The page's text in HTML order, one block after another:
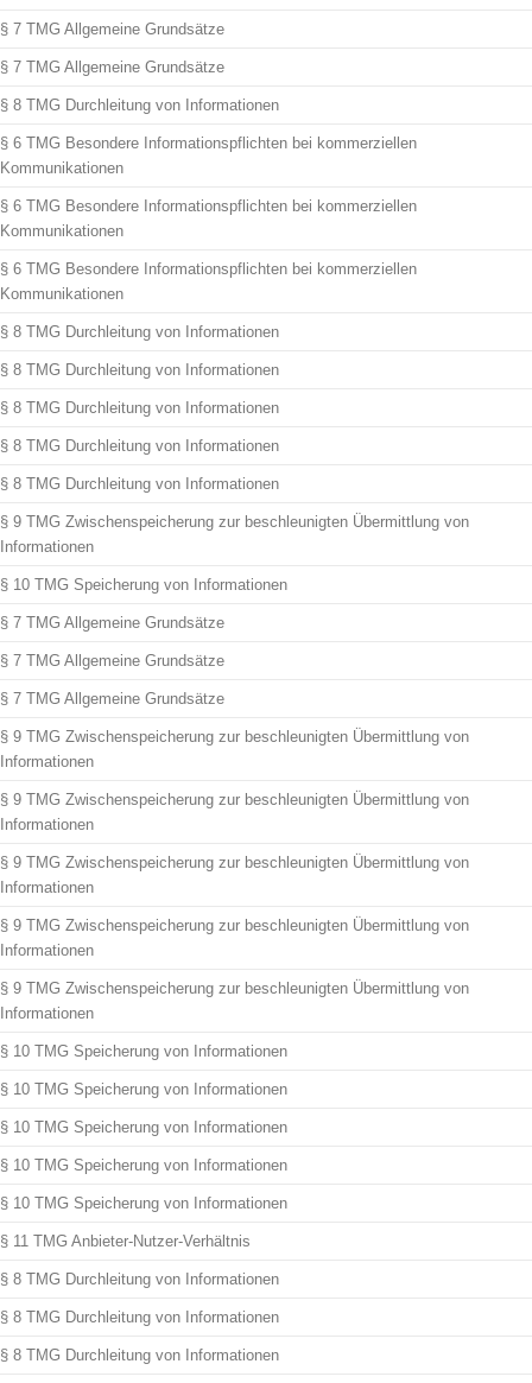
§ 7 TMG Allgemeine Grundsätze
§ 7 TMG Allgemeine Grundsätze
§ 8 TMG Durchleitung von Informationen
§ 6 TMG Besondere Informationspflichten bei kommerziellen
Kommunikationen
§ 6 TMG Besondere Informationspflichten bei kommerziellen
Kommunikationen
§ 6 TMG Besondere Informationspflichten bei kommerziellen
Kommunikationen
§ 8 TMG Durchleitung von Informationen
§ 8 TMG Durchleitung von Informationen
§ 8 TMG Durchleitung von Informationen
§ 8 TMG Durchleitung von Informationen
§ 8 TMG Durchleitung von Informationen
§ 9 TMG Zwischenspeicherung zur beschleunigten Übermittlung von
Informationen
§ 10 TMG Speicherung von Informationen
§ 7 TMG Allgemeine Grundsätze
§ 7 TMG Allgemeine Grundsätze
§ 7 TMG Allgemeine Grundsätze
§ 9 TMG Zwischenspeicherung zur beschleunigten Übermittlung von
Informationen
§ 9 TMG Zwischenspeicherung zur beschleunigten Übermittlung von
Informationen
§ 9 TMG Zwischenspeicherung zur beschleunigten Übermittlung von
Informationen
§ 9 TMG Zwischenspeicherung zur beschleunigten Übermittlung von
Informationen
§ 9 TMG Zwischenspeicherung zur beschleunigten Übermittlung von
Informationen
§ 10 TMG Speicherung von Informationen
§ 10 TMG Speicherung von Informationen
§ 10 TMG Speicherung von Informationen
§ 10 TMG Speicherung von Informationen
§ 10 TMG Speicherung von Informationen
§ 11 TMG Anbieter-Nutzer-Verhältnis
§ 8 TMG Durchleitung von Informationen
§ 8 TMG Durchleitung von Informationen
§ 8 TMG Durchleitung von Informationen